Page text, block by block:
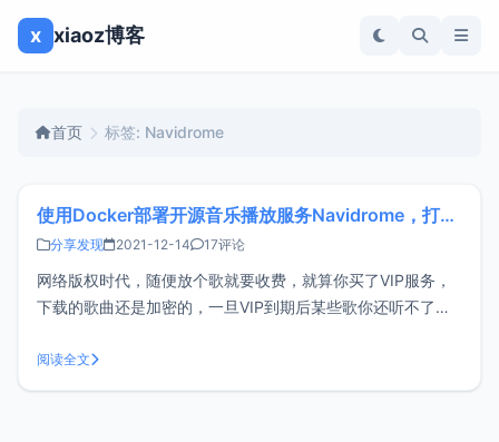
x xiaoz博客
首页 标签: Navidrome
使用Docker部署开源音乐播放服务Navidrome，打造自己的云音乐
分享发现 2021-12-14 17评论
网络版权时代，随便放个歌就要收费，就算你买了VIP服务，
下载的歌曲还是加密的，一旦VIP到期后某些歌你还听不了，
建服务，这样随时随地在任何地方都能播放，于是我找到了如
下软件可满足需求：多媒体管理：Jellyfin、Emby、
阅读全文